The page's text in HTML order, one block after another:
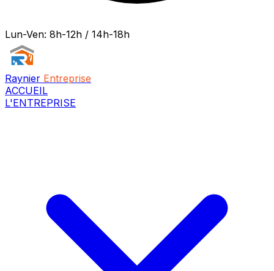
Lun-Ven: 8h-12h / 14h-18h
Raynier Entreprise
ACCUEIL
L'ENTREPRISE